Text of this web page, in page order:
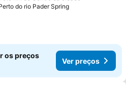
do rio Pader Spring
os preços
Ver preços